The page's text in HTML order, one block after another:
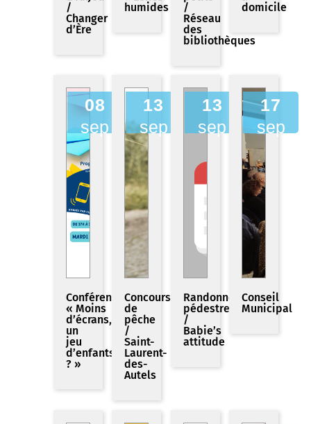
/
Changer
d’Ère
humides »
/
Réseau
des
bibliothèques
domicile
08
sep
Conférence
« Moins
d’écrans,
un
jeu
d’enfants
? »
13
sep
Concours
de
pêche
/
Saint-
Laurent-
des-
Autels
13
sep
Randonnée
pédestre
/
Babie’s
attitude
17
sep
Conseil
Municipal